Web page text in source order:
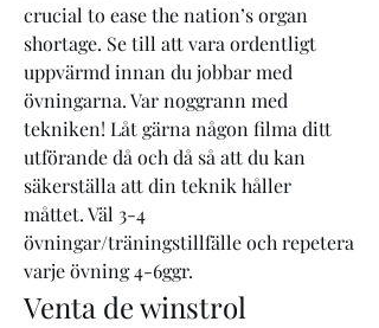
crucial to ease the nation’s organ
shortage. Se till att vara ordentligt
uppvärmd innan du jobbar med
övningarna. Var noggrann med
tekniken! Låt gärna någon filma ditt
utförande då och då så att du kan
säkerställa att din teknik håller
måttet. Väl 3-4
övningar/träningstillfälle och repetera
varje övning 4-6ggr.
Venta de winstrol